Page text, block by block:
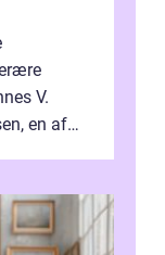
V.
en af